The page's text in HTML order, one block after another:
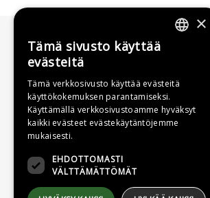
×
Tämä sivusto käyttää
evästeitä
Tämä verkkosivusto käyttää evästeitä
käyttökokemuksen parantamiseksi.
Käyttämällä verkkosivustoamme hyväksyt
kaikki evästeet evästekäytäntöjemme
mukaisesti.
EHDOTTOMASTI
VÄLTTÄMÄTTÖMÄT